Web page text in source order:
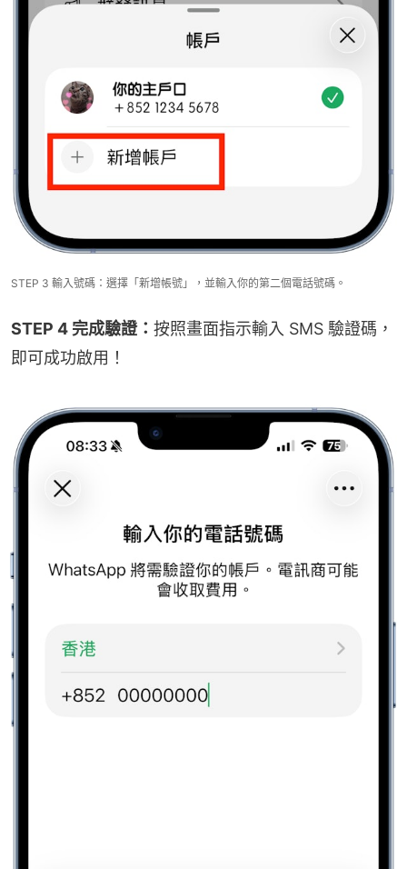
STEP 3 輸入號碼：選擇「新增帳號」，並輸入你的第二個電話號碼。
STEP 4 完成驗證： 按照畫面指示輸入 SMS 驗證碼，
即可成功啟用！